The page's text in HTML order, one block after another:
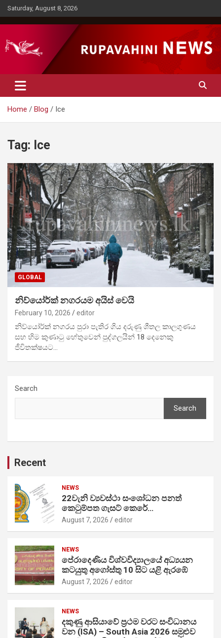
Skip
to
content
Saturday, August 8, 2026
Rupavahini News
Home Blog Ice
Tag: Ice
GLOBAL
නිව්යෝර්ක් නගරයම අයිස් වෙයි
February 10, 2026 editor
නිව්යෝර්ක් නගරය පුරා පැතිර ගිය දරුණු ශීතල කාලගුණය
සහ හිම කුණාටු හේතුවෙන් පුද්ගලයින් 18 දෙනෙකු
ජීවිතක්ෂයට…
Search
Search
Recent
NEWS
22වැනි ව්‍යවස්ථා සංශෝධන පනත්
කෙටුම්පත ගැසට් කෙරේ…
August 7, 2026 editor
NEWS
පේරාදෙණිය විශ්වවිද්‍යාලයේ අධ්‍යයන
කටයුතු අගෝස්තු 10 සිට යළි ඇරඹේ
August 7, 2026 editor
NEWS
දකුණු ආසියාවේ ප්‍රථම වරට සංවිධානය
වන (ISA) – South Asia 2026 සමුළුව